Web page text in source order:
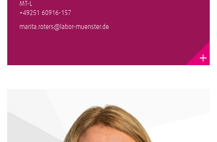
MT-L
+49251 60916-157
marita.roters@labor-muenster.de
+